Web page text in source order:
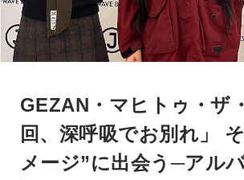
GEZAN・マヒトゥ・ザ
回、深呼吸でお別れ」
メージ”に出会う─アル